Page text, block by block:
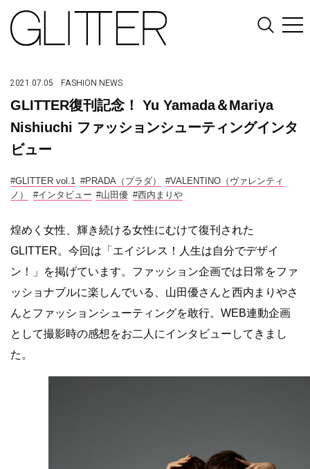
2021.07.05 FASHION NEWS
GLITTER復刊記念！ Yu Yamada＆Mariya
Nishiuchi ファッションシューティングインタ
ビュー
#GLITTER vol.1 #PRADA（プラダ）
#VALENTINO（ヴァレンティ
ノ）
#インタビュー #山田優 #西内まりや
煌めく女性、輝き続ける女性にむけて復刊された
GLITTER。今回は「エイジレス！人生は自分でデザイ
ン！」を掲げています。ファッション企画では日常をファ
ッショナブルに楽しんでいる、山田優さんと西内まりやさ
んとファッションシューティングを敢行。WEB連動企画
として撮影時の感想をお二人にインタビューしてきまし
た。